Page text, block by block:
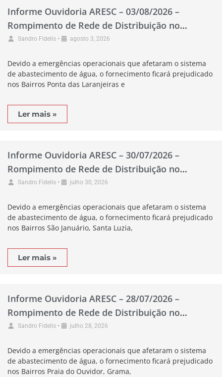
Informe Ouvidoria ARESC – 03/08/2026 –
Rompimento de Rede de Distribuição no
Município de Pescaria Brava
Sandro Fidelis • agosto 3, 2026
Devido a emergências operacionais que afetaram o sistema
de abastecimento de água, o fornecimento ficará prejudicado
nos Bairros Ponta das Laranjeiras e
Ler mais »
Informe Ouvidoria ARESC – 30/07/2026 –
Rompimento de Rede de Distribuição no
Município de Braço do Norte
Sandro Fidelis • julho 30, 2026
Devido a emergências operacionais que afetaram o sistema
de abastecimento de água, o fornecimento ficará prejudicado
nos Bairros São Januário, Santa Luzia,
Ler mais »
Informe Ouvidoria ARESC – 28/07/2026 –
Rompimento de Rede de Distribuição no
Município de Garopaba
Sandro Fidelis • julho 28, 2026
Devido a emergências operacionais que afetaram o sistema
de abastecimento de água, o fornecimento ficará prejudicado
nos Bairros Praia do Ouvidor, Grama,